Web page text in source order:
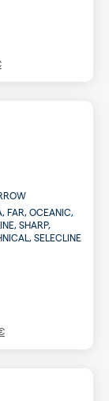
FAR, OCEANIC,
SHARP,
SELECLINE